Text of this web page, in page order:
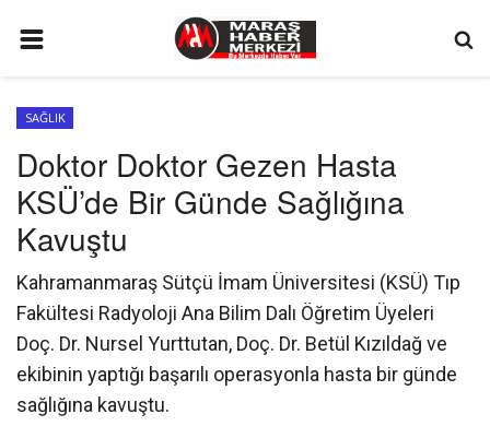
GÜNDEM
SİYASET
EKONOMİ
EĞİTİM
SPOR
İLETİŞİM
KÜNYE
SAĞLIK
Doktor Doktor Gezen Hasta
KSÜ’de Bir Günde Sağlığına
Kavuştu
Kahramanmaraş Sütçü İmam Üniversitesi (KSÜ) Tıp
Fakültesi Radyoloji Ana Bilim Dalı Öğretim Üyeleri
Doç. Dr. Nursel Yurttutan, Doç. Dr. Betül Kızıldağ ve
ekibinin yaptığı başarılı operasyonla hasta bir günde
sağlığına kavuştu.